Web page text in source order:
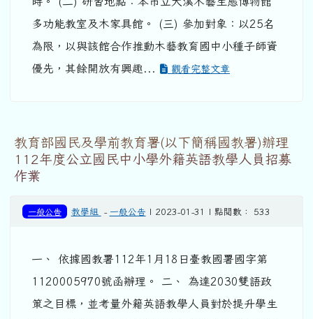
多功能教室及木家具館。 (三) 參加對象：以25名
為限，以與該館合作推動木藝教育國中小種子師資
優先，其餘開放有興趣...
觀看完整文章
教育部國民及學前教育署(以下簡稱國教署)辦理
112年度公立國民中小學外籍英語教學人員招募
作業
一般公告 教學組 - 一般公告 | 2023-01-31 | 點閱數： 533
一、 依據國教署112年1月18日臺教國署國字第
1120005970號函辦理。 二、 為達2030雙語政
策之目標，並考量外籍英語教學人員對於提升學生